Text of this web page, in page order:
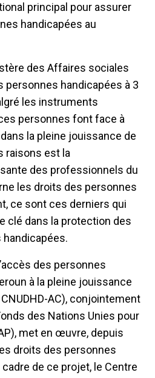
principal pour assurer
handicapées au
des Affaires sociales
personnes handicapées à 3
les instruments
personnes font face à
la pleine jouissance de
raisons est la
des professionnels du
les droits des personnes
ce sont ces derniers qui
clé dans la protection des
des personnes
à la pleine jouissance
AC), conjointement
des Nations Unies pour
met en œuvre, depuis
droits des personnes
de ce projet, le Centre